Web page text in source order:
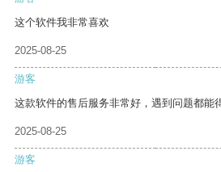
这个软件我非常喜欢
2025-08-25
游客
这款软件的售后服务非常好，遇到问题都能
2025-08-25
游客